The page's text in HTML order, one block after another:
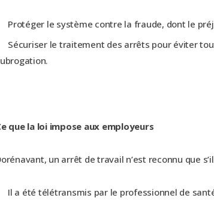
Protéger le système contre la fraude, dont le
Sécuriser le traitement des arrêts pour éviter
que la loi impose aux employeurs
un arrêt de travail n’est reconnu que
Il a été télétransmis par le professionnel de